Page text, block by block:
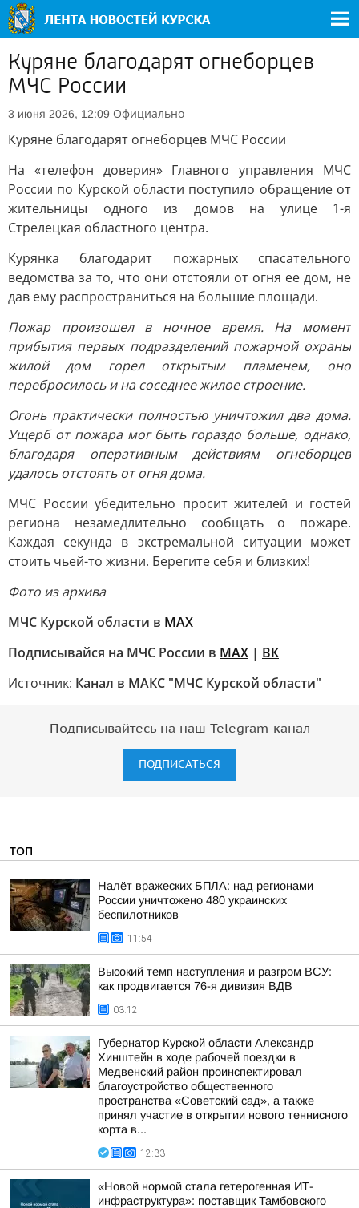
Куряне благодарят огнеборцев
МЧС России
3 июня 2026, 12:09 Официально
Куряне благодарят огнеборцев МЧС России
На «телефон доверия» Главного управления МЧС
России по Курской области поступило обращение от
жительницы одного из домов на улице 1-я
Стрелецкая областного центра.
Курянка благодарит пожарных спасательного
ведомства за то, что они отстояли от огня ее дом, не
дав ему распространиться на большие площади.
Пожар произошел в ночное время. На момент
прибытия первых подразделений пожарной охраны
жилой дом горел открытым пламенем, оно
перебросилось и на соседнее жилое строение.
Огонь практически полностью уничтожил два дома.
Ущерб от пожара мог быть гораздо больше, однако,
благодаря оперативным действиям огнеборцев
удалось отстоять от огня дома.
МЧС России убедительно просит жителей и гостей
региона незамедлительно сообщать о пожаре.
Каждая секунда в экстремальной ситуации может
стоить чьей-то жизни. Берегите себя и близких!
Фото из архива
МЧС Курской области в MAX
Подписывайся на МЧС России в MAX | ВК
Источник: Канал в МАКС "МЧС Курской области"
Подписывайтесь на наш Telegram-канал
ПОДПИСАТЬСЯ
ТОП
Налёт вражеских БПЛА: над регионами
России уничтожено 480 украинских
беспилотников
11:54
Высокий темп наступления и разгром ВСУ:
как продвигается 76-я дивизия ВДВ
03:12
Губернатор Курской области Александр
Хинштейн в ходе рабочей поездки в
Медвенский район проинспектировал
благоустройство общественного
пространства «Советский сад», а также
принял участие в открытии нового теннисного
корта в...
12:33
«Новой нормой стала гетерогенная ИТ-
инфраструктура»: поставщик Тамбовского